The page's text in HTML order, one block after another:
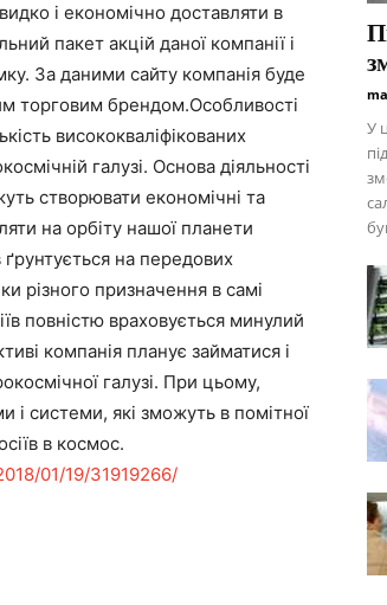
і економічно доставляти в
пакет акцій даної компанії і
За даними сайту компанія буде
торговим брендом.Особливості
висококваліфікованих
галузі. Основа діяльності
створювати економічні та
на орбіту нашої планети
ґрунтується на передових
різного призначення в самі
повністю враховується минулий
компанія планує займатися і
галузі. При цьому,
і системи, які зможуть в помітної
в космос.
01/19/31919266/
У